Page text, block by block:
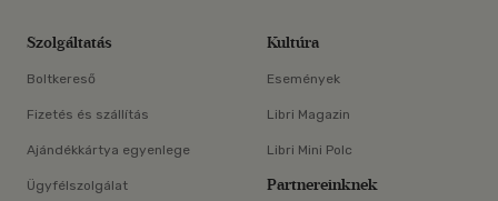
Szolgáltatás
Boltkereső
Fizetés és szállítás
Ajándékkártya egyenlege
Ügyfélszolgálat
Kultúra
Események
Libri Magazin
Libri Mini Polc
Partnereinknek